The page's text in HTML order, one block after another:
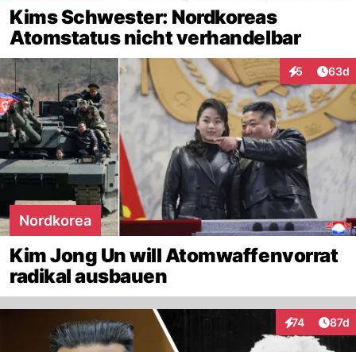
Kims Schwester: Nordkoreas
Atomstatus nicht verhandelbar
5
Interaktionen
63d
Nordkorea
Kim Jong Un will Atomwaffenvorrat
radikal ausbauen
74
Interaktionen
87d